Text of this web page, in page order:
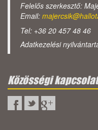
Felelős szerkesztő:
Email:
Tel: +36 20 457 48 46
Adatkezelési
Közösségi